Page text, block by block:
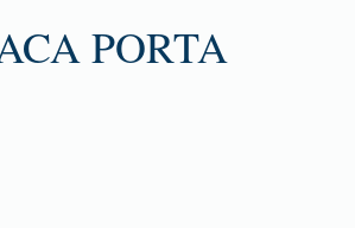
PORTA